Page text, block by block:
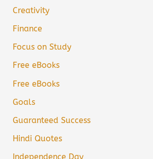
Creativity
Finance
Focus on Study
Free eBooks
Free eBooks
Goals
Guaranteed Success
Hindi Quotes
Independence Day